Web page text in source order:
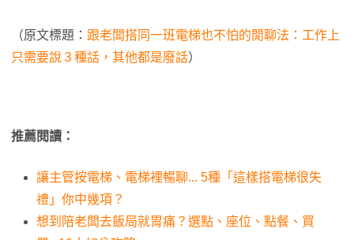
（原文標題： 跟老闆搭同一班電梯也不怕的閒聊法：工作上
只需要說３種話，其他都是廢話）
推薦閱讀：
讓主管按電梯、電梯裡暢聊... 5種「這樣搭電梯很失
禮」你中幾項？
想到陪老闆去飯局就胃痛？選點、座位、點餐、買